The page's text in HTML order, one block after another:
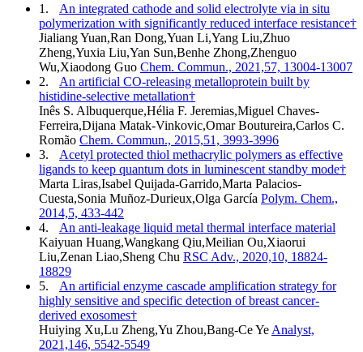
1.
An integrated cathode and solid electrolyte via in situ
polymerization with significantly reduced interface resistance†
Jialiang Yuan,Ran Dong,Yuan Li,Yang Liu,Zhuo
Zheng,Yuxia Liu,Yan Sun,Benhe Zhong,Zhenguo
Wu,Xiaodong Guo Chem. Commun., 2021,57, 13004-13007
2.
An artificial CO-releasing metalloprotein built by
histidine-selective metallation†
Inês S. Albuquerque,Hélia F. Jeremias,Miguel Chaves-
Ferreira,Dijana Matak-Vinkovic,Omar Boutureira,Carlos C.
Romão Chem. Commun., 2015,51, 3993-3996
3.
Acetyl protected thiol methacrylic polymers as effective
ligands to keep quantum dots in luminescent standby mode†
Marta Liras,Isabel Quijada-Garrido,Marta Palacios-
Cuesta,Sonia Muñoz-Durieux,Olga García Polym. Chem.,
2014,5, 433-442
4.
An anti-leakage liquid metal thermal interface material
Kaiyuan Huang,Wangkang Qiu,Meilian Ou,Xiaorui
Liu,Zenan Liao,Sheng Chu RSC Adv., 2020,10, 18824-
18829
5.
An artificial enzyme cascade amplification strategy for
highly sensitive and specific detection of breast cancer-
derived exosomes†
Huiying Xu,Lu Zheng,Yu Zhou,Bang-Ce Ye Analyst,
2021,146, 5542-5549